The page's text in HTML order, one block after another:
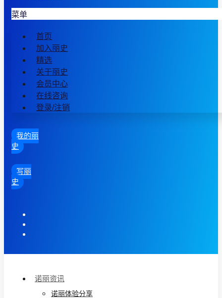
菜单
首页
加入丽史
精选
关于丽史
会员中心
在线咨询
登录/注销
我的丽
史
写丽
史
诺丽资讯
诺丽体验分享